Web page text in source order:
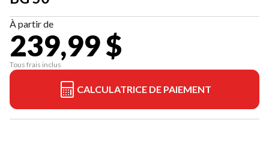
À partir de
239,99 $
Tous frais inclus
CALCULATRICE DE PAIEMENT